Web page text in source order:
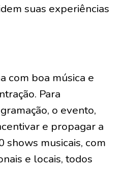
suas experiências
com boa música e
Para
o evento,
e propagar a
shows musicais, com
e locais, todos